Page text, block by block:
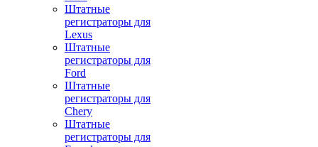
Штатные
регистраторы для
Lexus
Штатные
регистраторы для
Ford
Штатные
регистраторы для
Chery
Штатные
регистраторы для